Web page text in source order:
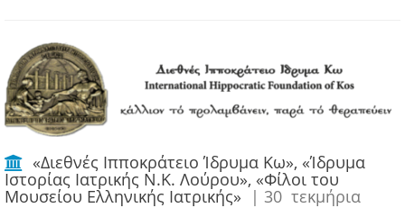
«Διεθνές Ιπποκράτειο Ίδρυμα Κω», «Ίδρυμα
Ιστορίας Ιατρικής Ν.Κ. Λούρου», «Φίλοι του
Mουσείου Eλληνικής Iατρικής» | 30 τεκμήρια